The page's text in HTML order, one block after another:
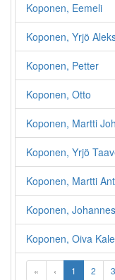
Koponen, Eemeli
Koponen, Yrjö
Koponen, Petter
Koponen, Otto
Koponen, Martti
Koponen, Yrjö
Koponen, Martti
Koponen,
Koponen, Oiva
« ‹ 1 2 3